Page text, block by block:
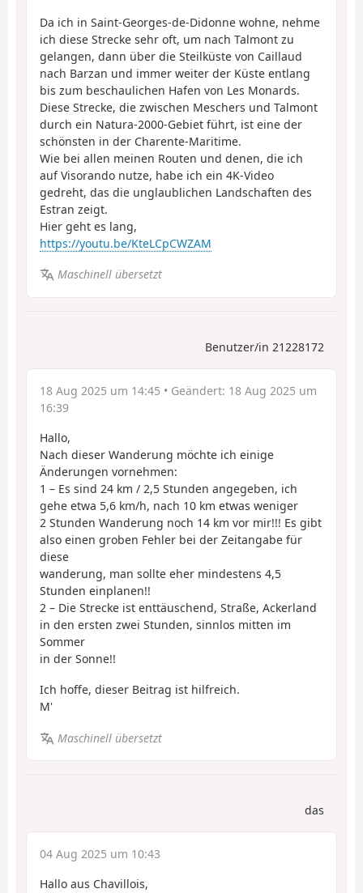
Da ich in Saint-Georges-de-Didonne wohne, nehme
ich diese Strecke sehr oft, um nach Talmont zu
gelangen, dann über die Steilküste von Caillaud
nach Barzan und immer weiter der Küste entlang
bis zum beschaulichen Hafen von Les Monards.
Diese Strecke, die zwischen Meschers und Talmont
durch ein Natura-2000-Gebiet führt, ist eine der
schönsten in der Charente-Maritime.
Wie bei allen meinen Routen und denen, die ich
auf Visorando nutze, habe ich ein 4K-Video
gedreht, das die unglaublichen Landschaften des
Estran zeigt.
Hier geht es lang,
https://youtu.be/KteLCpCWZAM
Maschinell übersetzt
Benutzer/in 21228172
18 Aug 2025 um 14:45 • Geändert: 18 Aug 2025 um
16:39
Hallo,
Nach dieser Wanderung möchte ich einige
Änderungen vornehmen:
1 – Es sind 24 km / 2,5 Stunden angegeben, ich
gehe etwa 5,6 km/h, nach 10 km etwas weniger
2 Stunden Wanderung noch 14 km vor mir!!! Es gibt
also einen groben Fehler bei der Zeitangabe für
diese
wanderung, man sollte eher mindestens 4,5
Stunden einplanen!!
2 – Die Strecke ist enttäuschend, Straße, Ackerland
in den ersten zwei Stunden, sinnlos mitten im
Sommer
in der Sonne!!
Ich hoffe, dieser Beitrag ist hilfreich.
M'
Maschinell übersetzt
das
04 Aug 2025 um 10:43
Hallo aus Chavillois,